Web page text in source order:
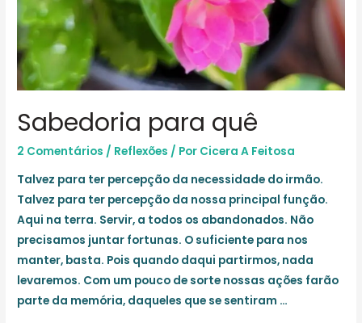
Sabedoria para quê
2 Comentários / Reflexões / Por Cicera A Feitosa
Talvez para ter percepção da necessidade do irmão.
Talvez para ter percepção da nossa principal função.
Aqui na terra. Servir, a todos os abandonados. Não
precisamos juntar fortunas. O suficiente para nos
manter, basta. Pois quando daqui partirmos, nada
levaremos. Com um pouco de sorte nossas ações farão
parte da memória, daqueles que se sentiram …